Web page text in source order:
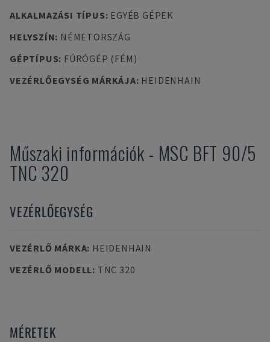
ALKALMAZÁSI TÍPUS: EGYÉB GÉPEK
HELYSZÍN: NÉMETORSZÁG
GÉPTÍPUS: FÚRÓGÉP (FÉM)
VEZÉRLŐEGYSÉG MÁRKÁJA: HEIDENHAIN
Műszaki információk - MSC BFT 90/5
TNC 320
VEZÉRLŐEGYSÉG
VEZÉRLŐ MÁRKA: HEIDENHAIN
VEZÉRLŐ MODELL: TNC 320
MÉRETEK